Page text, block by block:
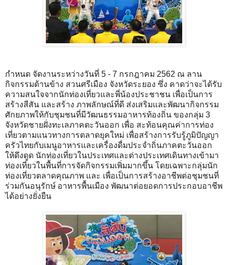
กําหนด จัดงานระหว่างวันที่ 5 - 7 กรกฎาคม 2562 ณ ลาน
กิจกรรมด้านข้าง สวนศรีเมือง จังหวัดระยอง ซึ่ง คาดว่าจะได้รับ
ความสนใจจากนักท่องเที่ยวและพี่น้องประชาชน เพื่อเป็นการ
สร้างสีสัน และสร้าง ภาพลักษณ์ที่ดี ส่งเสริมและพัฒนากิจกรรม
ศักยภาพให้กับชุมชนที่มีวัฒนธรรมอาหารท้องถิ่น ของกลุ่ม 3
จังหวัดชายฝั่งทะเลภาคตะวันออก เพื่อ สะท้อนคุณค่าการท่อง
เที่ยวตามแนวทางการตลาดยุคใหม่ เพื่อสร้างการรับรู้ภูมิปัญญา
ครัวไทยกับเมนูอาหารและเครื่องดื่มประจําถิ่นภาคตะวันออก
ให้ดึงดูด นักท่องเที่ยวในประเทศและต่างประเทศเดินทางเข้ามา
ท่องเที่ยวในพื้นที่การจัดกิจกรรมเพิ่มมากขึ้น โดยเฉพาะกลุ่มนัก
ท่องเที่ยวตลาดคุณภาพ และ เพื่อเป็นการสร้างอาชีพต่อชุมชนที่
ร่วมกันอนุรักษ์ อาหารพื้นเมือง พัฒนาต่อยอดการประกอบอาชีพ
ได้อย่างยั่งยืน